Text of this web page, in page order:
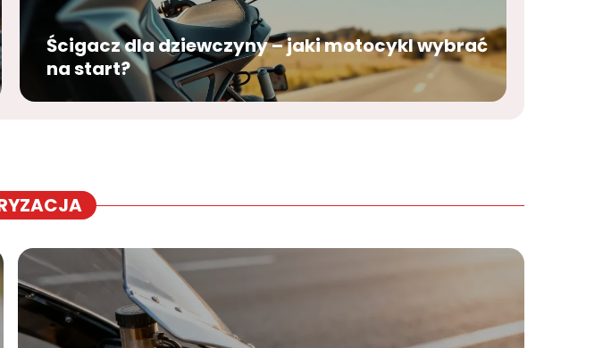
Ścigacz dla dziewczyny – jaki motocykl wybrać
na start?